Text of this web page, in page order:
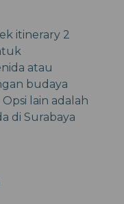
itinerary 2
atau
budaya
lain adalah
di Surabaya